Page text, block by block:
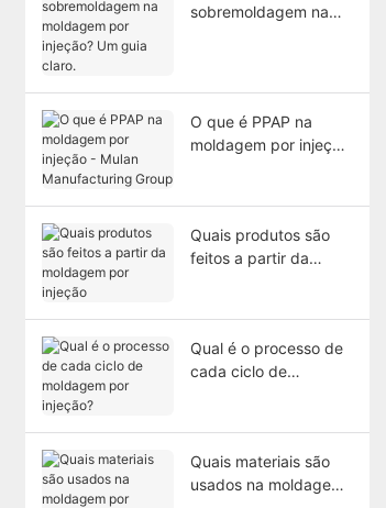
sobremoldagem na
O que é PPAP na
moldagem por injeção
Quais produtos são
feitos a partir da
Qual é o processo de
cada ciclo de
Quais materiais são
usados ​​na moldagem